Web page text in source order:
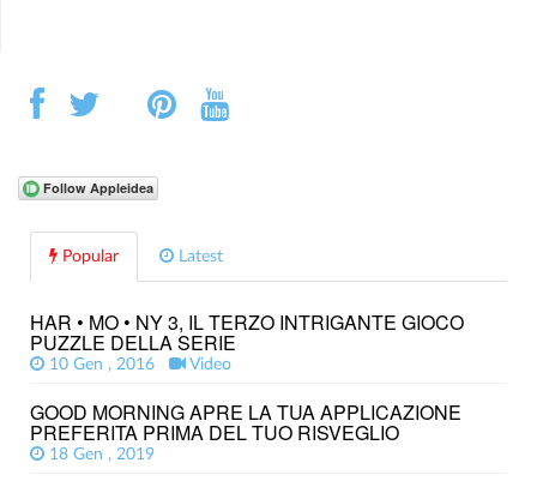
Popular Latest
HAR • MO • NY 3, IL TERZO INTRIGANTE GIOCO
PUZZLE DELLA SERIE
10 Gen , 2016 Video
GOOD MORNING APRE LA TUA APPLICAZIONE
PREFERITA PRIMA DEL TUO RISVEGLIO
18 Gen , 2019